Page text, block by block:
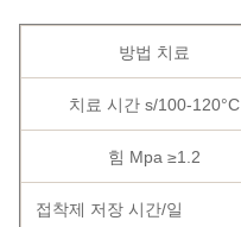
방법 치료
치료 시간 s/100-120°C
힘 Mpa ≥1.2
접착제 저장 시간/일